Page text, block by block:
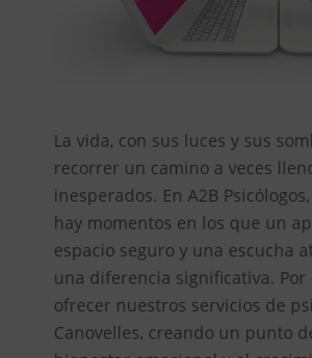
La vida, con sus luces y sus
recorrer un camino a veces
inesperados. En A2B
hay momentos en los que un
espacio seguro y una escucha
una diferencia significativa. Por
ofrecer nuestros servicios de
Canovelles, creando un punto